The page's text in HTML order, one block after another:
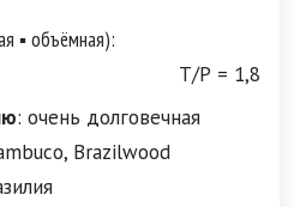
▪ объёмная):
Т/Р = 1,8
: очень долговечная
Brazilwood